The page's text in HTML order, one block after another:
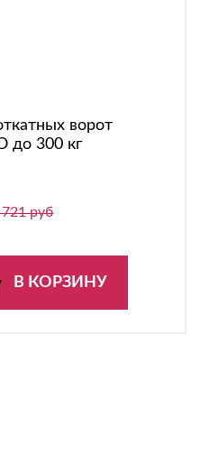
ворот
300 кг
руб
В КОРЗИНУ